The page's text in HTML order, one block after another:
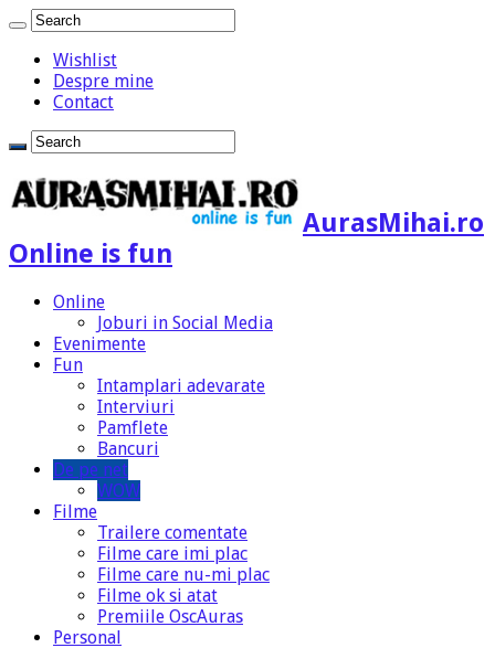
Wishlist
Despre mine
Contact
AurasMihai.ro
Online is fun
Online
Joburi in Social Media
Evenimente
Fun
Intamplari adevarate
Interviuri
Pamflete
Bancuri
De pe net
WOW
Filme
Trailere comentate
Filme care imi plac
Filme care nu-mi plac
Filme ok si atat
Premiile OscAuras
Personal